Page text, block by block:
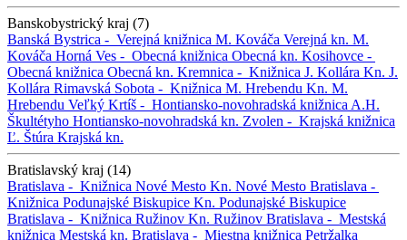
Banskobystrický kraj (7)
Banská Bystrica - Verejná knižnica M. Kováča Verejná kn. M.
Kováča Horná Ves - Obecná knižnica Obecná kn. Kosihovce -
Obecná knižnica Obecná kn. Kremnica - Knižnica J. Kollára Kn. J.
Kollára Rimavská Sobota - Knižnica M. Hrebendu Kn. M.
Hrebendu Veľký Krtíš - Hontiansko-novohradská knižnica A.H.
Škultétyho Hontiansko-novohradská kn. Zvolen - Krajská knižnica
Ľ. Štúra Krajská kn.
Bratislavský kraj (14)
Bratislava - Knižnica Nové Mesto Kn. Nové Mesto Bratislava -
Knižnica Podunajské Biskupice Kn. Podunajské Biskupice
Bratislava - Knižnica Ružinov Kn. Ružinov Bratislava - Mestská
knižnica Mestská kn. Bratislava - Miestna knižnica Petržalka